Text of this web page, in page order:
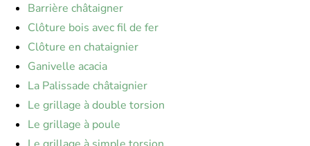
Barrière châtaigner
Clôture bois avec fil de fer
Clôture en chataignier
Ganivelle acacia
La Palissade châtaignier
Le grillage à double torsion
Le grillage à poule